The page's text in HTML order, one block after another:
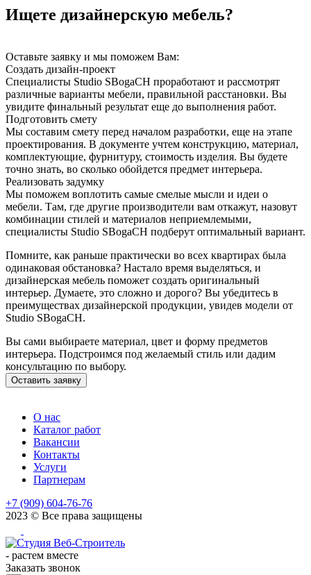
Ищете дизайнерскую мебель?
Оставьте заявку и мы поможем Вам:
Создать дизайн-проект
Специалисты Studio SBogaCH проработают и рассмотрят
различные варианты мебели, правильной расстановки. Вы
увидите финальный результат еще до выполнения работ.
Подготовить смету
Мы составим смету перед началом разработки, еще на этапе
проектирования. В документе учтем конструкцию, материал,
комплектующие, фурнитуру, стоимость изделия. Вы будете
точно знать, во сколько обойдется предмет интерьера.
Реализовать задумку
Мы поможем воплотить самые смелые мысли и идеи о
мебели. Там, где другие производители вам откажут, назовут
комбинации стилей и материалов неприемлемыми,
специалисты Studio SBogaCH подберут оптимальный вариант.
Помните, как раньше практически во всех квартирах была
одинаковая обстановка? Настало время выделяться, и
дизайнерская мебель поможет создать оригинальный
интерьер. Думаете, это сложно и дорого? Вы убедитесь в
преимуществах дизайнерской продукции, увидев модели от
Studio SBogaCH.
Вы сами выбираете материал, цвет и форму предметов
интерьера. Подстроимся под желаемый стиль или дадим
консультацию по выбору.
Оставить заявку
О нас
Каталог работ
Вакансии
Контакты
Услуги
Партнерам
+7 (909) 604-76-76
2023 © Все права защищены
- растем вместе
Заказать звонок